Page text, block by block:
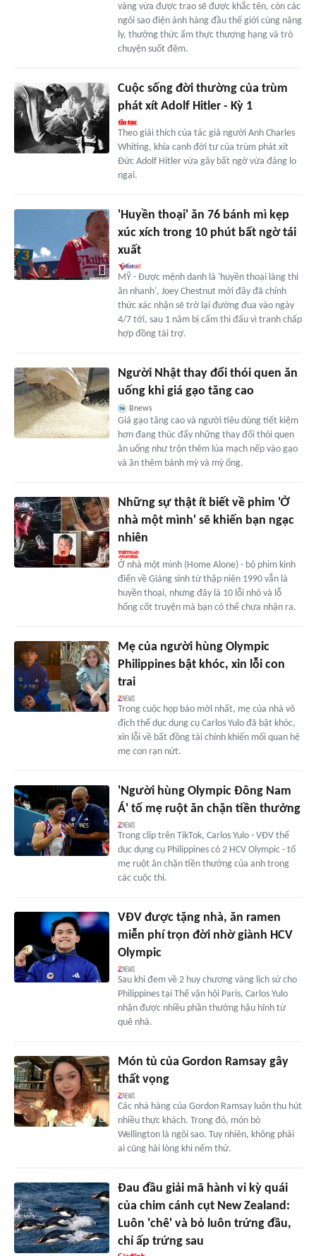
vàng vừa được trao sẽ được khắc tên, còn các
ngôi sao điện ảnh hàng đầu thế giới cùng nâng
ly, thưởng thức ẩm thực thượng hạng và trò
chuyện suốt đêm.
Cuộc sống đời thường của trùm
phát xít Adolf Hitler - Kỳ 1
Theo giải thích của tác giả người Anh Charles
Whiting, khía cạnh đời tư của trùm phát xít
Đức Adolf Hitler vừa gây bất ngờ vừa đáng lo
ngại.
'Huyền thoại' ăn 76 bánh mì kẹp
xúc xích trong 10 phút bất ngờ tái
xuất
MỸ - Được mệnh danh là 'huyền thoại làng thi
ăn nhanh', Joey Chestnut mới đây đã chính
thức xác nhận sẽ trở lại đường đua vào ngày
4/7 tới, sau 1 năm bị cấm thi đấu vì tranh chấp
hợp đồng tài trợ.
Người Nhật thay đổi thói quen ăn
uống khi giá gạo tăng cao
Bnews
Giá gạo tăng cao và người tiêu dùng tiết kiệm
hơn đang thúc đẩy những thay đổi thói quen
ăn uống như trộn thêm lúa mạch nếp vào gạo
và ăn thêm bánh mỳ và mỳ ống.
Những sự thật ít biết về phim 'Ở
nhà một mình' sẽ khiến bạn ngạc
nhiên
Ở nhà một mình (Home Alone) - bộ phim kinh
điển về Giáng sinh từ thập niên 1990 vẫn là
huyền thoại, nhưng đây là 10 lỗi nhỏ và lỗ
hổng cốt truyện mà bạn có thể chưa nhận ra.
Mẹ của người hùng Olympic
Philippines bật khóc, xin lỗi con
trai
Trong cuộc họp báo mới nhất, mẹ của nhà vô
địch thể dục dụng cụ Carlos Yulo đã bật khóc,
xin lỗi về bất đồng tài chính khiến mối quan hệ
mẹ con rạn nứt.
'Người hùng Olympic Đông Nam
Á' tố mẹ ruột ăn chặn tiền thưởng
Trong clip trên TikTok, Carlos Yulo - VĐV thể
dục dụng cụ Philippines có 2 HCV Olympic - tố
mẹ ruột ăn chặn tiền thưởng của anh trong
các cuộc thi.
VĐV được tặng nhà, ăn ramen
miễn phí trọn đời nhờ giành HCV
Olympic
Sau khi đem về 2 huy chương vàng lịch sử cho
Philippines tại Thế vận hội Paris, Carlos Yulo
nhận được nhiều phần thưởng hậu hĩnh từ
quê nhà.
Món tủ của Gordon Ramsay gây
thất vọng
Các nhà hàng của Gordon Ramsay luôn thu hút
nhiều thực khách. Trong đó, món bò
Wellington là ngôi sao. Tuy nhiên, không phải
ai cũng hài lòng khi nếm thử.
Đau đầu giải mã hành vi kỳ quái
của chim cánh cụt New Zealand:
Luôn 'chê' và bỏ luôn trứng đầu,
chỉ ấp trứng sau